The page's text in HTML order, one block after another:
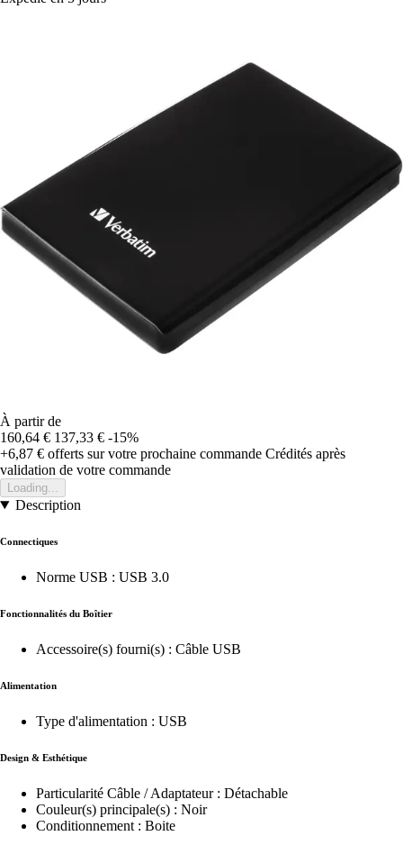
À partir de
160,64 € 137,33 € -15%
+6,87 € offerts sur votre prochaine commande Crédités après
validation de votre commande
Loading...
Description
Connectiques
Norme USB : USB 3.0
Fonctionnalités du Boîtier
Accessoire(s) fourni(s) : Câble USB
Alimentation
Type d'alimentation : USB
Design & Esthétique
Particularité Câble / Adaptateur : Détachable
Couleur(s) principale(s) : Noir
Conditionnement : Boite